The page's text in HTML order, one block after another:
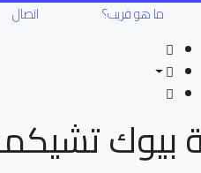
ما هو قريب؟ اتصال